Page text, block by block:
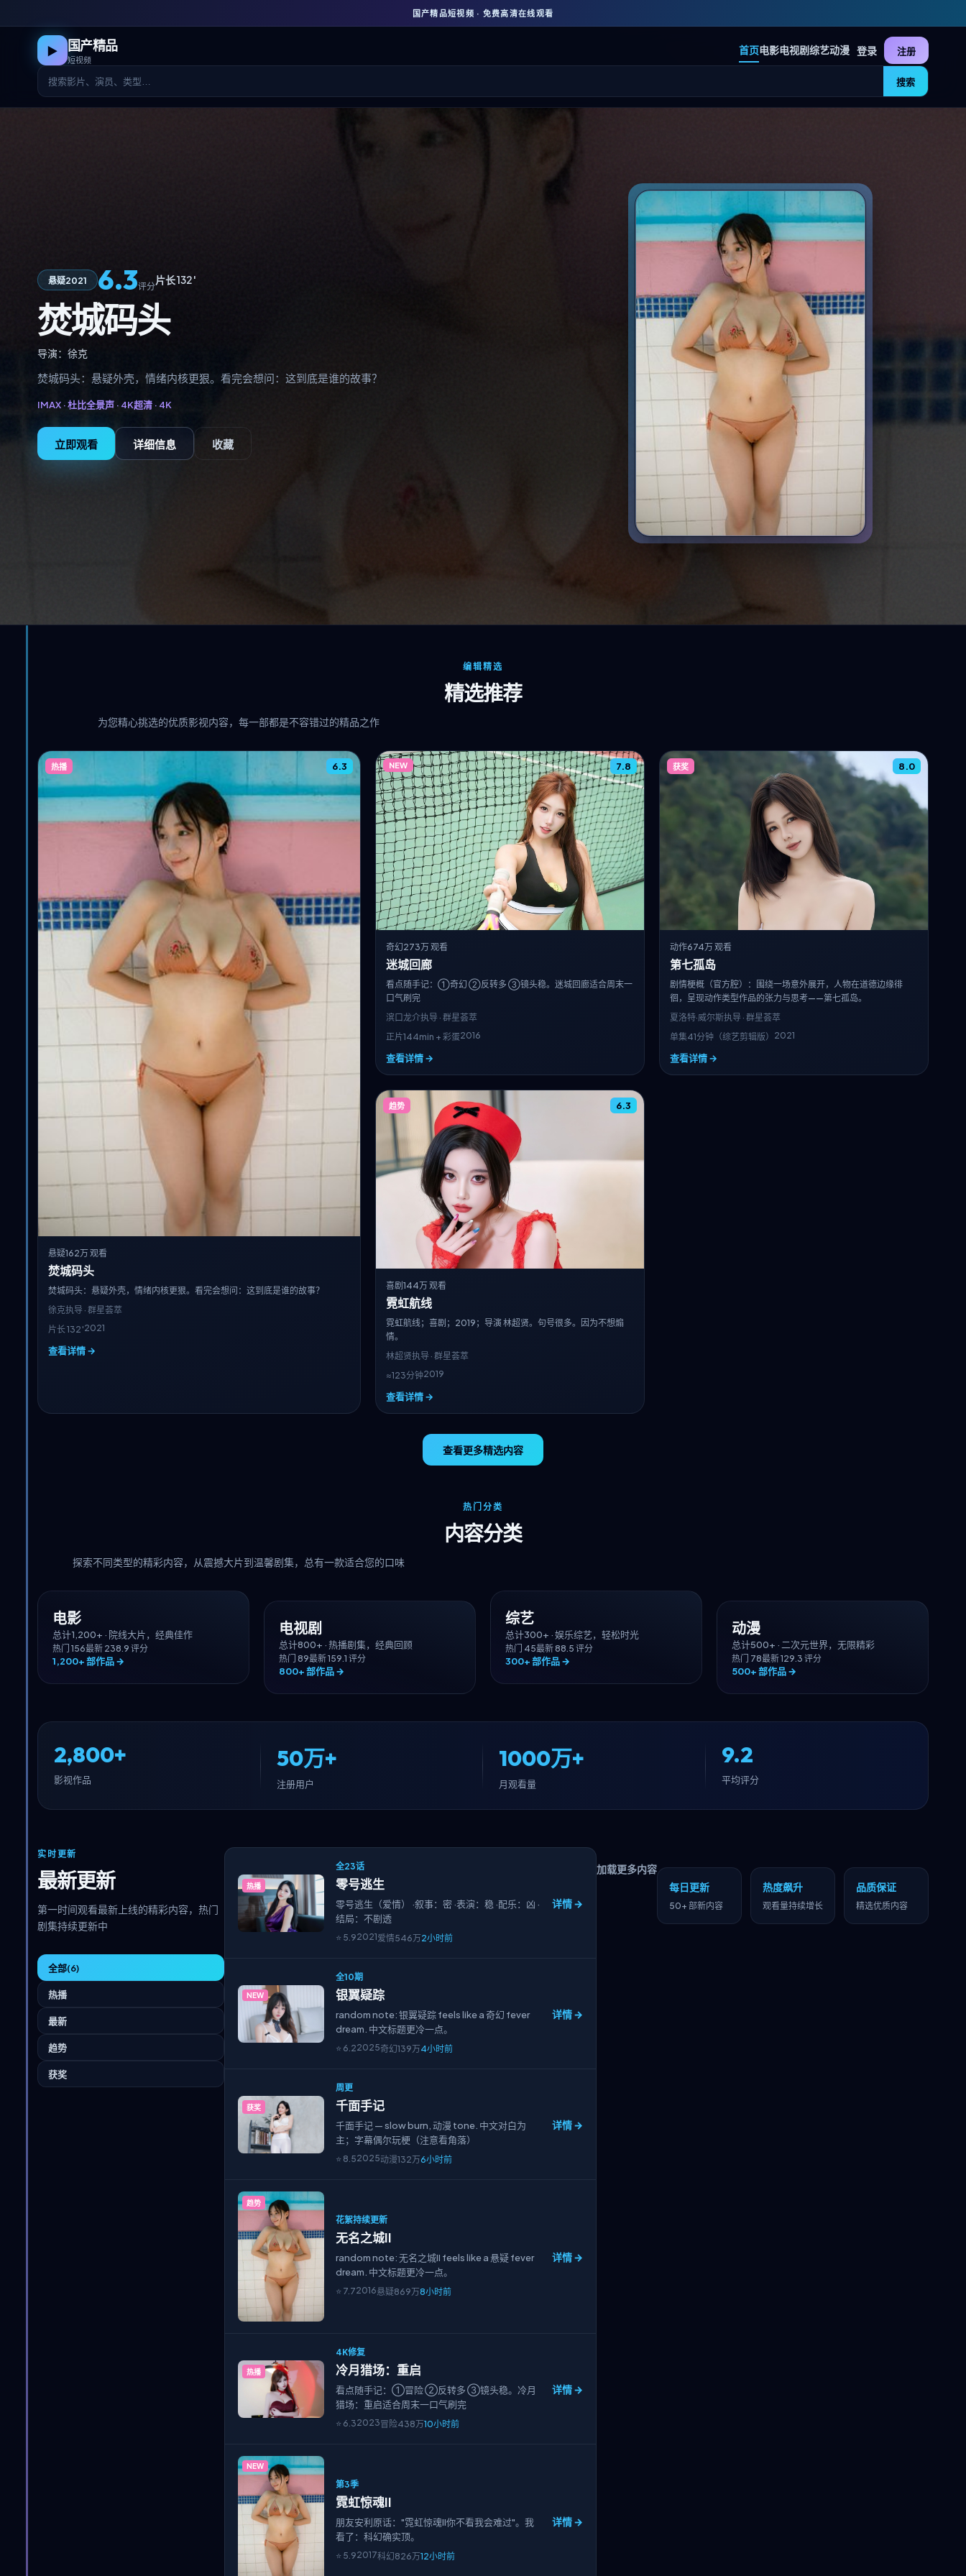
国产精品短视频 · 免费高清在线观看
▶ 国产精品
短视频
首页电影电视剧综艺动漫
搜索
登录 注册
悬疑2021 6.3评分
片长 132′
焚城码头
导演： 徐克
焚城码头：悬疑外壳，情绪内核更狠。看完会想问：这到底是谁的故事？
IMAX · 杜比全景声 · 4K超清 · 4K
立即观看 详细信息 收藏
编辑精选
精选推荐
为您精心挑选的优质影视内容，每一部都是不容错过的精品之作
热播 6.3
悬疑162万 观看
焚城码头
焚城码头：悬疑外壳，情绪内核更狠。看完会想问：这到底是谁的故事？
徐克执导 · 群星荟萃
片长 132′2021
查看详情 →
NEW 7.8
奇幻273万 观看
迷城回廊
看点随手记：①奇幻 ②反转多 ③镜头稳。迷城回廊适合周末一
口气刷完
滨口龙介执导 · 群星荟萃
正片144min + 彩蛋2016
查看详情 →
获奖 8.0
动作674万 观看
第七孤岛
剧情梗概（官方腔）：围绕一场意外展开，人物在道德边缘徘
徊，呈现动作类型作品的张力与思考——第七孤岛。
夏洛特·威尔斯执导 · 群星荟萃
单集41分钟（综艺剪辑版） 2021
查看详情 →
趋势 6.3
喜剧 144万 观看
霓虹航线
霓虹航线；喜剧；2019；导演 林超贤。句号很多。因为不想煽
情。
林超贤执导 · 群星荟萃
≈123分钟2019
查看详情 →
查看更多精选内容
热门分类
内容分类
探索不同类型的精彩内容，从震撼大片到温馨剧集，总有一款适合您的口味
电影
总计1,200+ · 院线大片，经典佳作
热门 156最新 238.9 评分
1,200+部作品 →
电视剧
总计800+ ·热播剧集，经典回顾
热门 89最新159.1 评分
800+部作品 →
综艺
总计300+ ·娱乐综艺，轻松时光
热门 45最新 88.5 评分
300+部作品 →
动漫
总计500+ ·二次元世界，无限精彩
热门 78最新129.3 评分
500+部作品 →
2,800+
影视作品
50万+
注册用户
1000万+
月观看量
9.2
平均评分
实时更新
最新更新
第一时间观看最新上线的精彩内容，热门
剧集持续更新中
全部(6)
热播
最新
趋势
获奖
热播
全23话
零号逃生
零号逃生（爱情） ·叙事：密 ·表演：稳 ·配乐：凶 ·
结局：不剧透
⭐ 5.92021爱情546万2小时前
详情 →
NEW
全10期
银翼疑踪
random note: 银翼疑踪 feels like a 奇幻 fever
dream. 中文标题更冷一点。
⭐ 6.22025奇幻139万4小时前
详情 →
获奖
周更
千面手记
千面手记 — slow burn, 动漫 tone. 中文对白为
主；字幕偶尔玩梗（注意看角落）
⭐ 8.52025动漫132万6小时前
详情 →
趋势
花絮持续更新
无名之城II
random note: 无名之城II feels like a 悬疑 fever
dream. 中文标题更冷一点。
⭐ 7.72016悬疑869万8小时前
详情 →
热播
4K修复
冷月猎场：重启
看点随手记：①冒险 ②反转多 ③镜头稳。冷月
猎场：重启适合周末一口气刷完
⭐ 6.32023冒险438万10小时前
详情 →
NEW
第3季
霓虹惊魂II
朋友安利原话："霓虹惊魂II你不看我会难过"。我
看了：科幻确实顶。
⭐ 5.92017科幻826万12小时前
详情 →
加载更多内容
每日更新
50+ 部新内容
热度飙升
观看量持续增长
品质保证
精选优质内容